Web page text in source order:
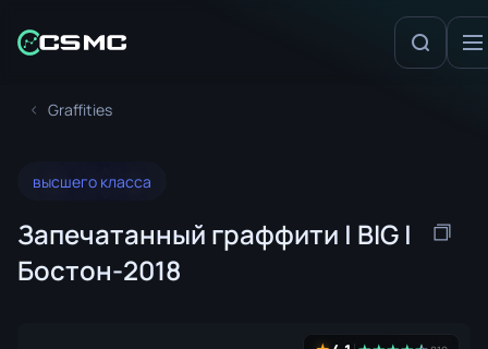
Graffities
высшего класса
Запечатанный граффити | BIG |
Бостон-2018